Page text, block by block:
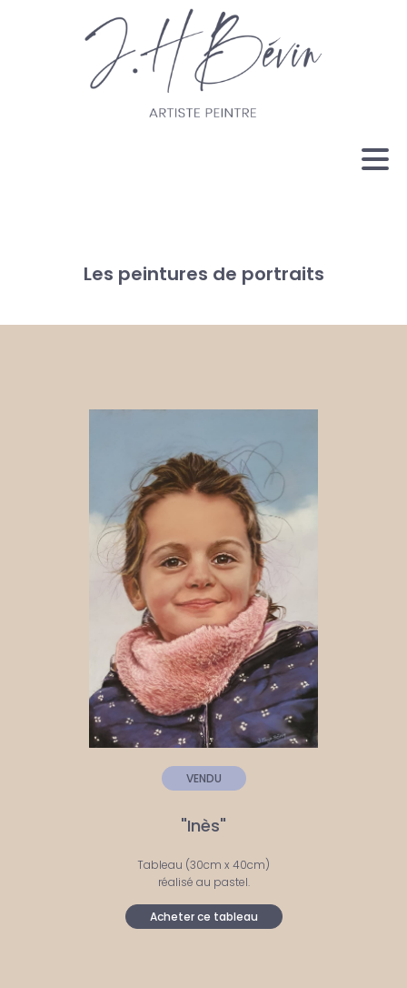
Les peintures de portraits
VENDU
"Inès"
Tableau (30cm x 40cm)
réalisé au pastel.
Acheter ce tableau